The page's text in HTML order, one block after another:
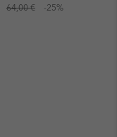
64,00 € -25%